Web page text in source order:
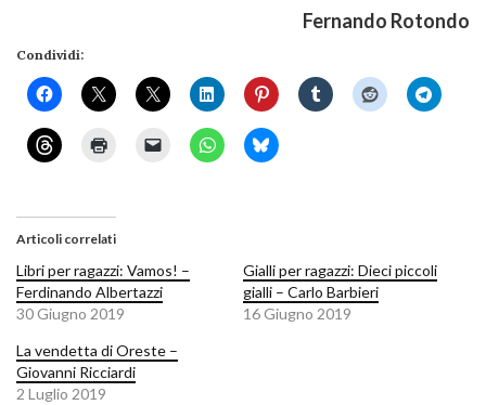
Fernando Rotondo
Condividi:
Articoli correlati
Libri per ragazzi: Vamos! –
Ferdinando Albertazzi
30 Giugno 2019
Gialli per ragazzi: Dieci piccoli
gialli – Carlo Barbieri
16 Giugno 2019
La vendetta di Oreste –
Giovanni Ricciardi
2 Luglio 2019